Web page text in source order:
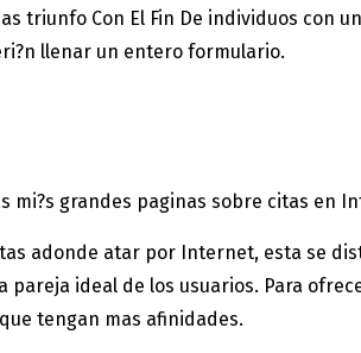
triunfo Con El Fin De individuos
llenar un entero formulario.
mi?s grandes paginas sobre citas
adonde atar por Internet, esta se
pareja ideal de los usuarios. Para
tengan mas afinidades.